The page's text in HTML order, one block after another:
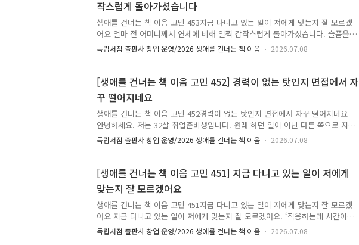
작스럽게 돌아가셨습니다
생애를 건너는 책 이음 고민 453지금 다니고 있는 일이 저에게 맞는지 잘 모르겠
어요 얼마 전 어머니께서 연세에 비해 일찍 갑작스럽게 돌아가셨습니다. 슬픔을
안고 살아가는 것이, 그럼에도 매일 살아내야 하는 것이 힘드네요. 앞으로 어떤
마음으로 지내야 할까요… ✉️ 시간을 먼저 지나온 누군가, 당신의 고민에 책으
리는 책과 그 이유, 그리고 응원의 한마디를 댓글에 남겨주세요.🎁 여러분이 남
겨주신 추천은 비슷한 고민을 하는 또 다른 누군가에게 다정한 이정표가 되어줄
예정입니다. 책 추천이 달린 고민 가운데 80개를 선정해, 추천해주신 분의 이름
(별명)으로 실제 고민을 남긴 분에게 추천 도서를 선물해 드립니다.?..
독립서점 출판사 창업 운영/2026 생애를 건너는 책 이음 2026.07.08
[생애를 건너는 책 이음 고민 452] 경력이 없는 탓인지 면접에서 자
꾸 떨어지네요
생애를 건너는 책 이음 고민 452경력이 없는 탓인지 면접에서 자꾸 떨어지네요
안녕하세요. 저는 32살 취업준비생입니다. 원래 하던 일이 아닌 다른 쪽으로 지
원하려 하는데 경력이 없는 탓인지 면접에서 자꾸 떨어지네요... 부디 올해는 정
말 취업하고 싶고 해야만 하는데 어떡하면 좋을까요? ✉️ 시간을 먼저 지나온 누
에게 갈게.✍️ 고민에 어울리는 책과 그 이유, 그리고 응원의 한마디를 댓글에 남
겨주세요.🎁 여러분이 남겨주신 추천은 비슷한 고민을 하는 또 다른 누군가에게
다정한 이정표가 되어줄 예정입니다. 책 추천이 달린 고민 가운데 80개를 선정
해, 추천해주신 분의 이름(별명)으로 실제 고민을 남긴 분에게 추천 ..
독립서점 출판사 창업 운영/2026 생애를 건너는 책 이음 2026.07.08
[생애를 건너는 책 이음 고민 451] 지금 다니고 있는 일이 저에게
맞는지 잘 모르겠어요
생애를 건너는 책 이음 고민 451지금 다니고 있는 일이 저에게 맞는지 잘 모르겠
어요 지금 다니고 있는 일이 저에게 맞는지 잘 모르겠어요. ‘적응하는데 시간이
걸려서겠지’라고 3개월 가량 지났는데도... 일에 대한 부담감과 압박감이 항상 짓
눌려 출근이 무서워요. (적은 나이도 아닌데...) 이러지도 저러지도 못하는 것 같
독립서점 출판사 창업 운영/2026 생애를 건너는 책 이음 2026.07.08